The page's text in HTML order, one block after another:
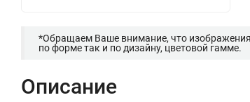
*Обращаем Ваше внимание, что изображения
по форме так и по дизайну, цветовой гамме.
Описание